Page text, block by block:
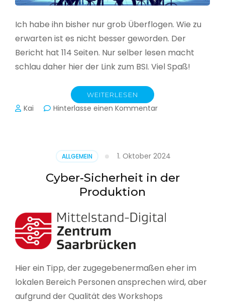
Ich habe ihn bisher nur grob Überflogen. Wie zu
erwarten ist es nicht besser geworden. Der
Bericht hat 114 Seiten. Nur selber lesen macht
schlau daher hier der Link zum BSI. Viel Spaß!
WEITERLESEN
Kai Hinterlasse einen Kommentarzu
seinen
Lagebericht
zur
in
Deutschland
ALLGEMEIN 1. Oktober 2024
Cyber-Sicherheit in der
Produktion
Hier ein Tipp, der zugegebenermaßen eher im
lokalen Bereich Personen ansprechen wird, aber
aufgrund der Qualität des Workshops